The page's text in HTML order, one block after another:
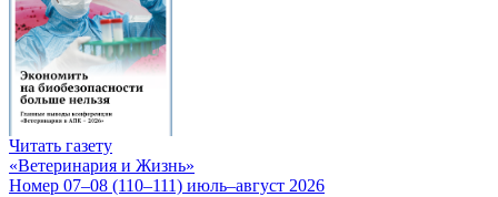
Читать газету
«Ветеринария и Жизнь»
Номер 07–08 (110–111) июль–август 2026